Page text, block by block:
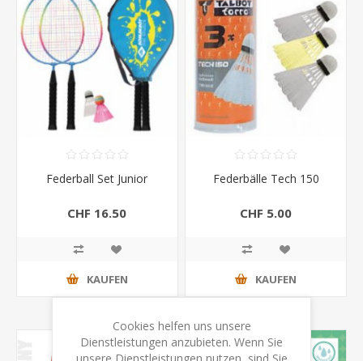
Federball Set Junior
CHF 16.50
KAUFEN
Federbälle Tech 150
CHF 5.00
KAUFEN
Cookies helfen uns unsere
Dienstleistungen anzubieten. Wenn Sie
unsere Dienstleistungen nutzen, sind Sie